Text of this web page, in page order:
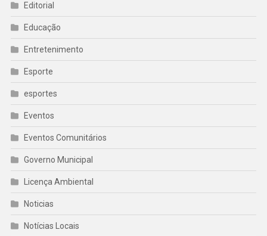
Editorial
Educação
Entretenimento
Esporte
esportes
Eventos
Eventos Comunitários
Governo Municipal
Licença Ambiental
Noticias
Notícias Locais